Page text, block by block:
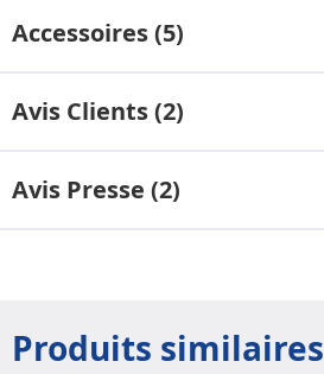
Accessoires (5)
Avis Clients (2)
Avis Presse (2)
Produits similaires